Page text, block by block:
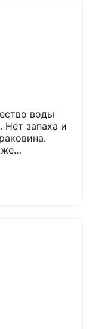
воды
Нет запаха и
и бе з
не
данную